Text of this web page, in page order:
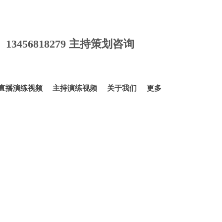
主持策划咨询
播演练视频 主持演练视频 关于我们 更多